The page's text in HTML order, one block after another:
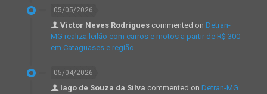
05/05/2026
Victor Neves Rodrigues commented on Detran-
MG realiza leilão com carros e motos a partir de R$ 300
em Cataguases e região.
05/04/2026
Iago de Souza da Silva commented on Detran-MG